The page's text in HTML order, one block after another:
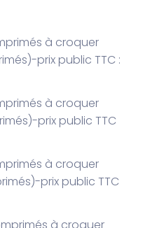
à croquer
prix public TTC :
à croquer
prix public TTC
à croquer
prix public TTC
à croquer